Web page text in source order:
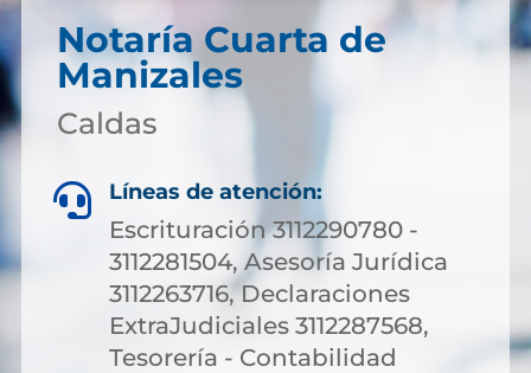
Notaría Cuarta de
Manizales
Caldas
 Líneas de atención:
Escrituración 3112290780 -
3112281504, Asesoría Jurídica
3112263716, Declaraciones
ExtraJudiciales 3112287568,
Tesorería - Contabilidad